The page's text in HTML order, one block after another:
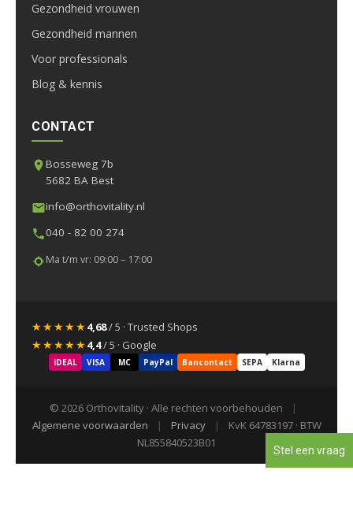
Gezondheid vrouwen
Gezondheid mannen
Voor professionals
Blog & kennis
CONTACT
Bosseweg 7b
5682 BA Best
info@orthovitality.nl
040 - 82 00 274
Ma t/m vr: 09:00 – 17:00
★★★★★4,68/ 5 · Trusted Shops
★★★★★4,4/ 5 · Google
iDEAL VISA MC PayPal Bancontact SEPA Klarna
© 2026 Orthovitality · Alle rechten voorbehouden
|
Algemene voorwaarden
| Privacy |
KvK 64783197 · BTW
NL855840523B01
Stel een vraag